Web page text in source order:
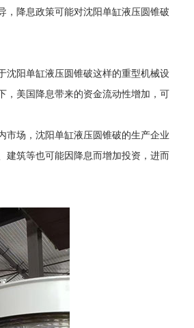
降息政策可能对沈阳单缸液压圆锥破
阳单缸液压圆锥破这样的重型机械设
，美国降息带来的资金流动性增加，可
场，沈阳单缸液压圆锥破的生产企业
建筑等也可能因降息而增加投资，进而